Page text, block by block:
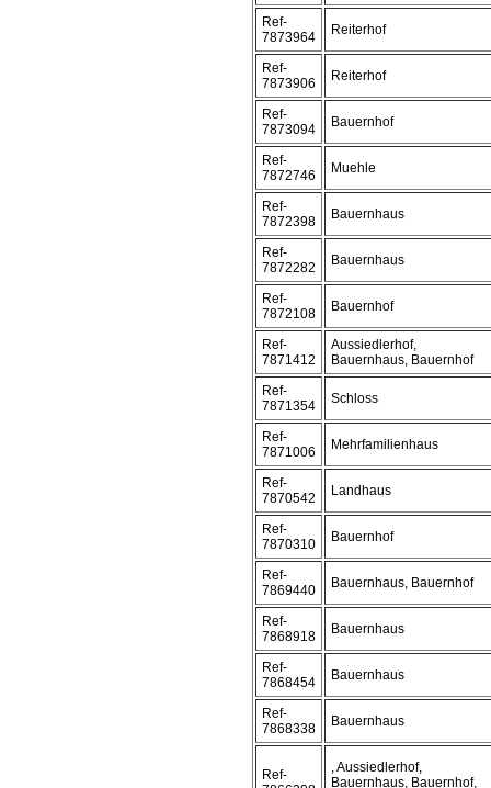
Ref-
7873964
Reiterhof
Ref-
7873906
Reiterhof
Ref-
7873094
Bauernhof
Ref-
7872746
Muehle
Ref-
7872398
Bauernhaus
Ref-
7872282
Bauernhaus
Ref-
7872108
Bauernhof
Ref-
7871412
Aussiedlerhof,
Bauernhaus, Bauernhof
Ref-
7871354
Schloss
Ref-
7871006
Mehrfamilienhaus
Ref-
7870542
Landhaus
Ref-
7870310
Bauernhof
Ref-
7869440
Bauernhaus, Bauernhof
Ref-
7868918
Bauernhaus
Ref-
7868454
Bauernhaus
Ref-
7868338
Bauernhaus
Ref-
, Aussiedlerhof,
Bauernhaus, Bauernhof,